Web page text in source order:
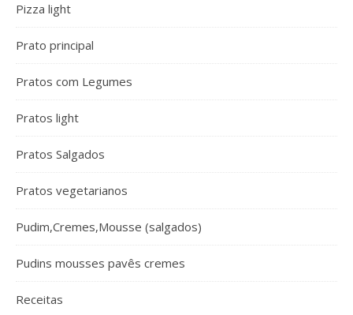
Pizza light
Prato principal
Pratos com Legumes
Pratos light
Pratos Salgados
Pratos vegetarianos
Pudim,Cremes,Mousse (salgados)
Pudins mousses pavês cremes
Receitas